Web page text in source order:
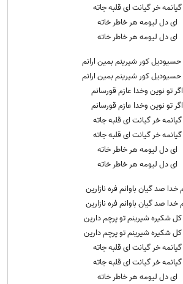
گیانمه خر گیانت ای قلبه جاته
ای دل لیومه هر خاطر خاته
ای دل لیومه هر خاطر خاته
کور شیرینم بمین ارانم
کور شیرینم بمین ارانم
اگر تو نوین وخدا عازم قورسانم
اگر تو نوین وخدا عازم قورسانم
گیانمه خر گیانت ای قلبه جاته
گیانمه خر گیانت ای قلبه جاته
ای دل لیومه هر خاطر خاته
ای دل لیومه هر خاطر خاته
خدا صد گیان باوانم فره نازارین
خدا صد گیان باوانم فره نازارین
شکیره شیرینم تو پرچم دارین
شکیره شیرینم تو پرچم دارین
گیانمه خر گیانت ای قلبه جاته
گیانمه خر گیانت ای قلبه جاته
ای دل لیومه هر خاطر خاته